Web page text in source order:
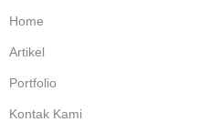
Home
Artikel
Portfolio
Kontak Kami